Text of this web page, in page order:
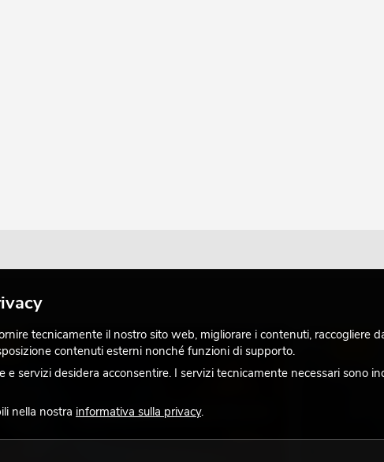
LUCE
tecnicamente il nostro sito web, migliorare i contenuti, raccogliere
contenuti esterni nonché funzioni di supporto.
servizi desidera acconsentire. I servizi tecnicamente necessari sono
nella nostra informativa sulla privacy.